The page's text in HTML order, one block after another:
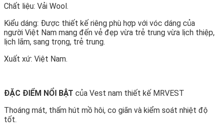
Chất liệu: Vải Wool.
Kiểu dáng: Được thiết kế riêng phù hợp với vóc dáng của
người Việt Nam mang đến vẻ đẹp vừa trẻ trung vừa lịch thiệp,
lịch lãm, sang trọng, trẻ trung.
Xuất xứ: Việt Nam.
ĐẶC ĐIỂM NỔI BẬT của Vest nam thiết kế MRVEST
Thoáng mát, thấm hút mồ hôi, co giãn và kiểm soát nhiệt độ
tốt.